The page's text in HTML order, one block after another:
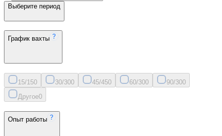
Выберите период
График вахты
15/150 30/300 45/450 60/300 90/300
Другое0
Опыт работы